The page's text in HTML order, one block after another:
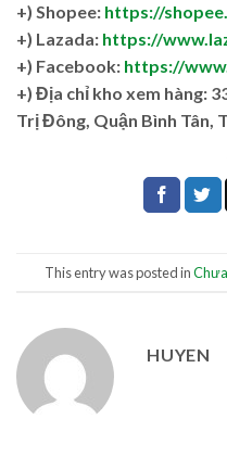
+) Shopee: https://
+) Lazada: https://
+) Facebook: https://
+) Địa chỉ kho xem hàng:
Trị Đông, Quận Bình Tân,
This entry was posted in
HUYEN